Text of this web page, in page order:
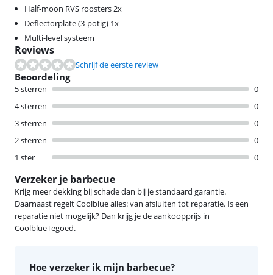
Half-moon RVS roosters 2x
Deflectorplate (3-potig) 1x
Multi-level systeem
Reviews
Schrijf de eerste review
Beoordeling
5 sterren
0
4 sterren
0
3 sterren
0
2 sterren
0
1 ster
0
Verzeker je barbecue
Krijg meer dekking bij schade dan bij je standaard garantie.
Daarnaast regelt Coolblue alles: van afsluiten tot reparatie. Is een
reparatie niet mogelijk? Dan krijg je de aankoopprijs in
CoolblueTegoed.
Hoe verzeker ik mijn barbecue?